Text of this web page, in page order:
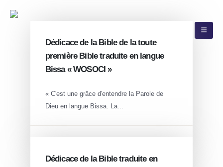
Dédicace de la Bible de la toute
première Bible traduite en langue
Bissa « WOSOCI »
« C'est une grâce d'entendre la Parole de
Dieu en langue Bissa. La...
Dédicace de la Bible traduite en